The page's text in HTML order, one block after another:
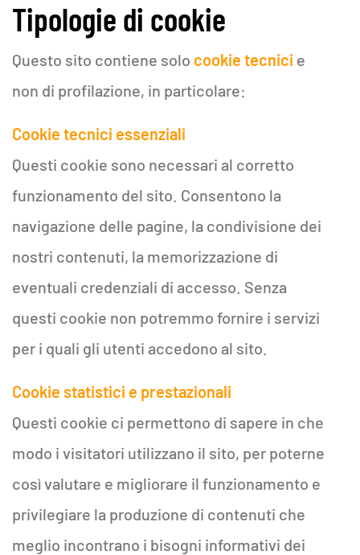
Tipologie di cookie
Questo sito contiene solo cookie tecnici e
non di profilazione, in particolare:
Cookie tecnici essenziali
Questi cookie sono necessari al corretto
funzionamento del sito. Consentono la
navigazione delle pagine, la condivisione dei
nostri contenuti, la memorizzazione di
eventuali credenziali di accesso. Senza
questi cookie non potremmo fornire i servizi
per i quali gli utenti accedono al sito.
Cookie statistici e prestazionali
Questi cookie ci permettono di sapere in che
modo i visitatori utilizzano il sito, per poterne
così valutare e migliorare il funzionamento e
privilegiare la produzione di contenuti che
meglio incontrano i bisogni informativi dei